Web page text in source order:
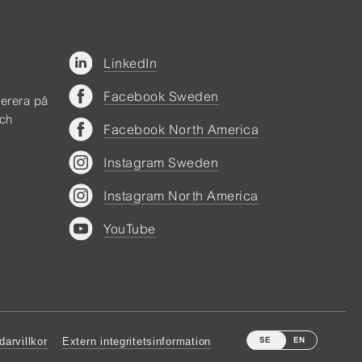
på
LinkedIn
Facebook Sweden
Facebook North America
Instagram Sweden
Instagram North America
YouTube
Extern integritetsinformation SE EN